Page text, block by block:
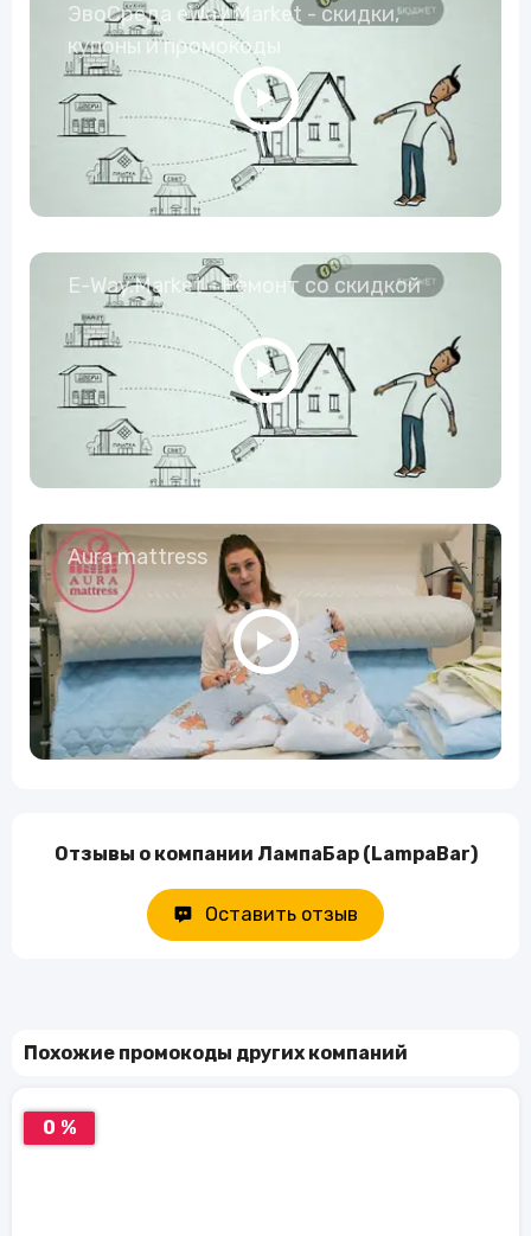
ЭвоСреда eWay Market - скидки,
купоны и промокоды
E-Way.Market - Ремонт со скидкой
Aura mattress
Отзывы о компании ЛампаБар (LampaBar)
Оставить отзыв
Похожие промокоды других компаний
0 %